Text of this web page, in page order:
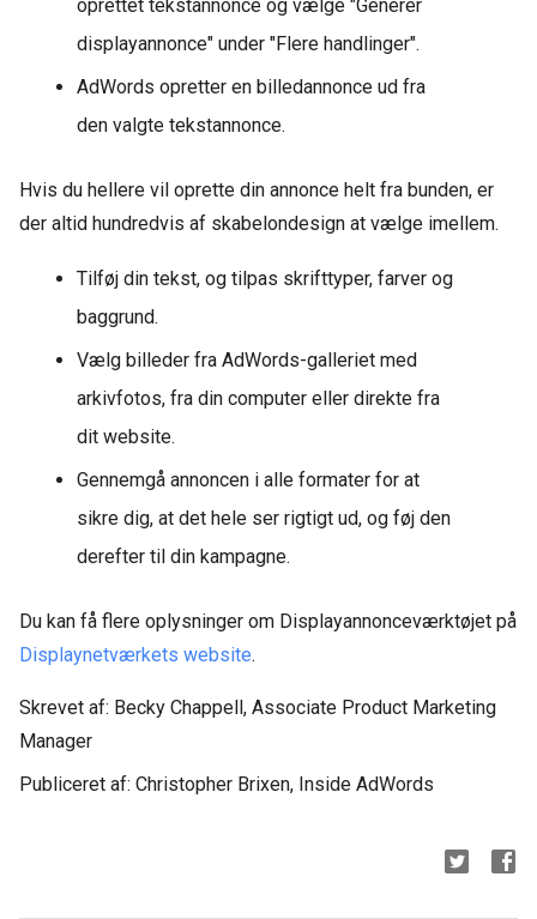
oprettet tekstannonce og vælge "Generer
displayannonce" under "Flere handlinger".
AdWords opretter en billedannonce ud fra
den valgte tekstannonce.
Hvis du hellere vil oprette din annonce helt fra bunden, er
der altid hundredvis af skabelondesign at vælge imellem.
Tilføj din tekst, og tilpas skrifttyper, farver og
baggrund.
Vælg billeder fra AdWords-galleriet med
arkivfotos, fra din computer eller direkte fra
dit website.
Gennemgå annoncen i alle formater for at
sikre dig, at det hele ser rigtigt ud, og føj den
derefter til din kampagne.
Du kan få flere oplysninger om Displayannonceværktøjet på
Displaynetværkets website.
Skrevet af: Becky Chappell, Associate Product Marketing
Manager
Publiceret af: Christopher Brixen, Inside AdWords